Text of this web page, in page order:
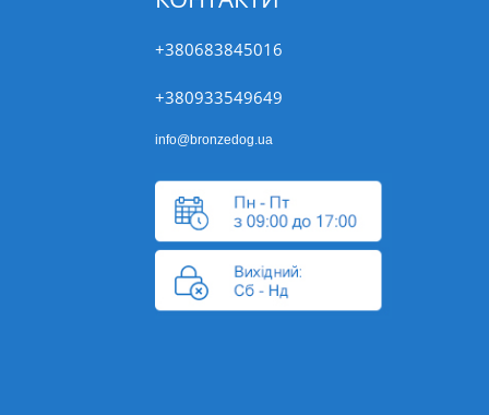
+380683845016
+380933549649
info@bronzedog.ua